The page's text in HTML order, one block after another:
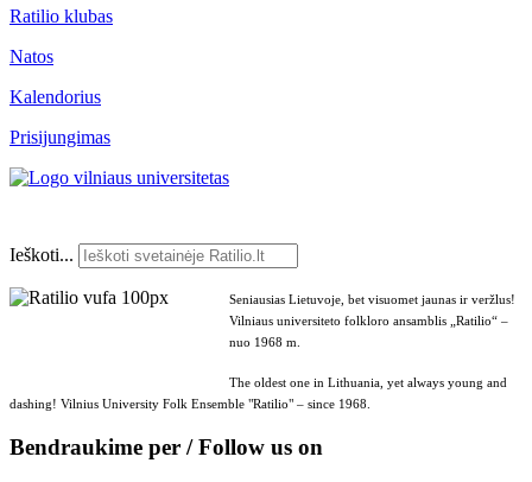
Ratilio klubas
Natos
Kalendorius
Prisijungimas
Ieškoti...
Seniausias Lietuvoje, bet visuomet jaunas ir veržlus!
Vilniaus universiteto folkloro ansamblis „Ratilio“ –
nuo 1968 m.
The oldest one in Lithuania, yet always young and
dashing! Vilnius University Folk Ensemble "Ratilio" – since 1968.
Bendraukime per / Follow us on